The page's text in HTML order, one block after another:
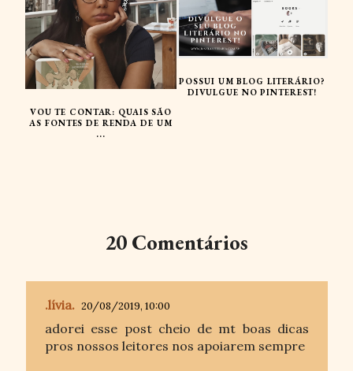
VOU TE CONTAR: QUAIS SÃO
AS FONTES DE RENDA DE UM
...
POSSUI UM BLOG LITERÁRIO?
DIVULGUE NO PINTEREST!
20 Comentários
.lívia. 20/08/2019, 10:00
adorei esse post cheio de mt boas dicas
pros nossos leitores nos apoiarem sempre